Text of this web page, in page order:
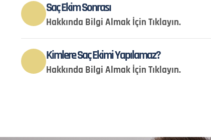
Saç Ekim Sonrası
Hakkında Bilgi Almak İçin Tıklayın.
Kimlere Saç Ekimi Yapılamaz?
Hakkında Bilgi Almak İçin Tıklayın.